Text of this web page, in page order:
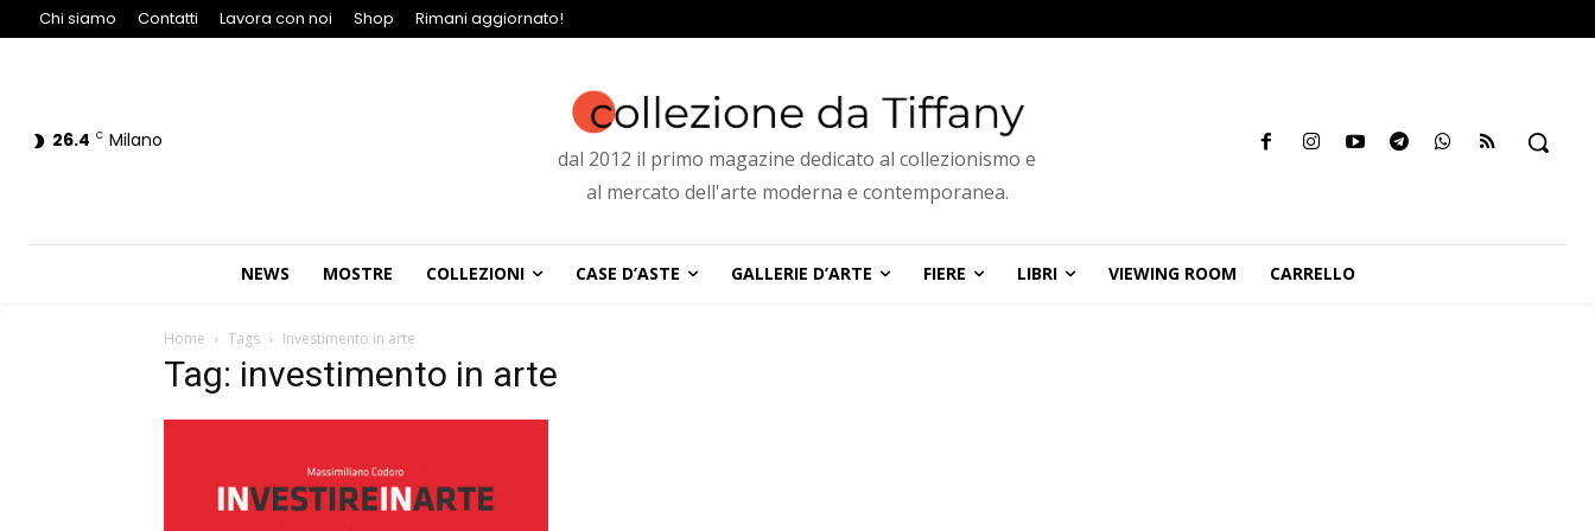
Chi siamo Contatti Lavora con noi Shop Rimani aggiornato!
26.4 C Milano
dal 2012 il primo magazine dedicato al collezionismo e
al mercato dell'arte moderna e contemporanea.
NEWS MOSTRE COLLEZIONI CASE D’ASTE GALLERIE D’ARTE FIERE LIBRI VIEWING ROOM CARRELLO
Home Tags Investimento in arte
Tag: investimento in arte